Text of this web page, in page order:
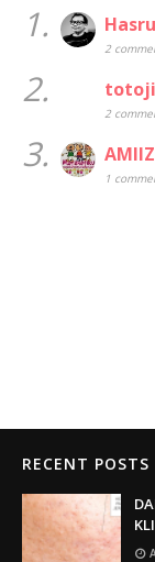
1.
2
2.
2
3.
1
RECENT POSTS